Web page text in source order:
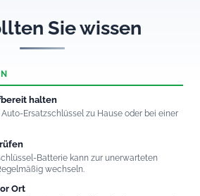
Sie wissen
halten
Ersatzschlüssel zu Hause oder bei einer
Batterie kann zur unerwarteten
wechseln.
Ort